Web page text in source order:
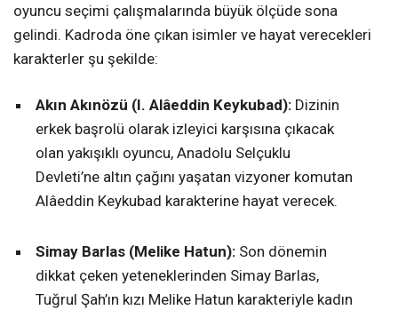
oyuncu seçimi çalışmalarında büyük ölçüde sona
gelindi. Kadroda öne çıkan isimler ve hayat verecekleri
karakterler şu şekilde:
Akın Akınözü (I. Alâeddin Keykubad): Dizinin
erkek başrolü olarak izleyici karşısına çıkacak
olan yakışıklı oyuncu, Anadolu Selçuklu
Devleti’ne altın çağını yaşatan vizyoner komutan
Alâeddin Keykubad karakterine hayat verecek.
Simay Barlas (Melike Hatun): Son dönemin
dikkat çeken yeteneklerinden Simay Barlas,
Tuğrul Şah’ın kızı Melike Hatun karakteriyle kadın